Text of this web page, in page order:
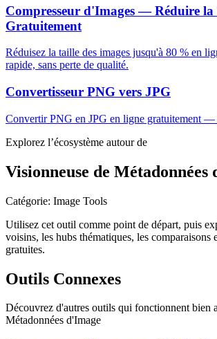
Compresseur d'Images — Réduire la
Gratuitement
Réduisez la taille des images jusqu'à 80 % en
rapide, sans perte de qualité.
Convertisseur PNG vers JPG
Convertir PNG en JPG en ligne gratuitement —
Explorez l’écosystème autour de
Visionneuse de Métadonnées
Catégorie: Image Tools
Utilisez cet outil comme point de départ, puis
voisins, les hubs thématiques, les comparaisons
gratuites.
Outils Connexes
Découvrez d'autres outils qui fonctionnent bien
Métadonnées d'Image